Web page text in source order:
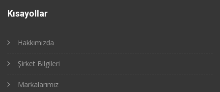
Kısayollar
Hakkımızda
Şirket Bilgileri
Markalarımız